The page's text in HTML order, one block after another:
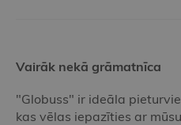
Vairāk nekā grāmatnīca
"Globuss" ir ideāla
kas vēlas iepazīties ar